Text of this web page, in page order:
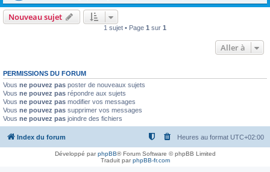
Nouveau sujet
1 sujet • Page 1 sur 1
Aller à
PERMISSIONS DU FORUM
Vous ne pouvez pas poster de nouveaux sujets
Vous ne pouvez pas répondre aux sujets
Vous ne pouvez pas modifier vos messages
Vous ne pouvez pas supprimer vos messages
Vous ne pouvez pas joindre des fichiers
Index du forum Heures au format UTC+02:00
Développé parphpBB® Forum Software © phpBB Limited
Traduit parphpBB-fr.com